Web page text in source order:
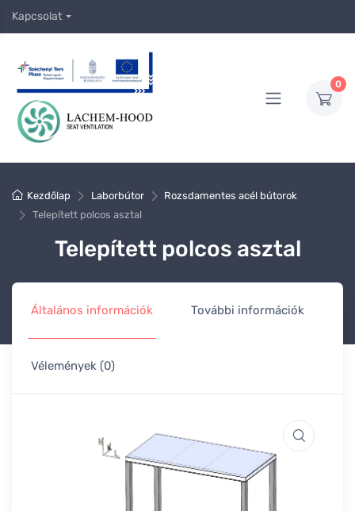
Kapcsolat
0
Kezdőlap Laborbútor
Rozsdamentes acél bútorok
Telepített polcos asztal
Telepített polcos asztal
Általános információk További információk
Vélemények (0)